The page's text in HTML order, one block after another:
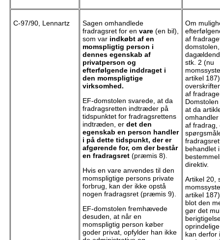
C-97/90, Lennartz
Sagen omhandlede
fradragsret for en vare(en bil),
som var indkøbt af en
momspligtig person i
dennes egenskab af
privatperson og
efterfølgende inddraget i
den momspligtige
virksomhed.
EF-domstolen svarede, at da
fradragsretten indtræder på
tidspunktet for fradragsrettens
indtræden, er det den
egenskab en person handler
i på dette tidspunkt, der er
afgørende for, om der består
en fradragsret(præmis 8).
Hvis en vare anvendes til den
momspligtige persons private
forbrug, kan der ikke opstå
nogen fradragsret (præmis 9).
EF-domstolen fremhævede
desuden, at når en
momspligtig person køber
goder privat, opfylder han ikke
Om
af
stk. 2 (nu
artikel
af
at da
af fradrag,
behandlet
direktiv.
Artikel 20,
artikel
blot den
gør det
kan derfor